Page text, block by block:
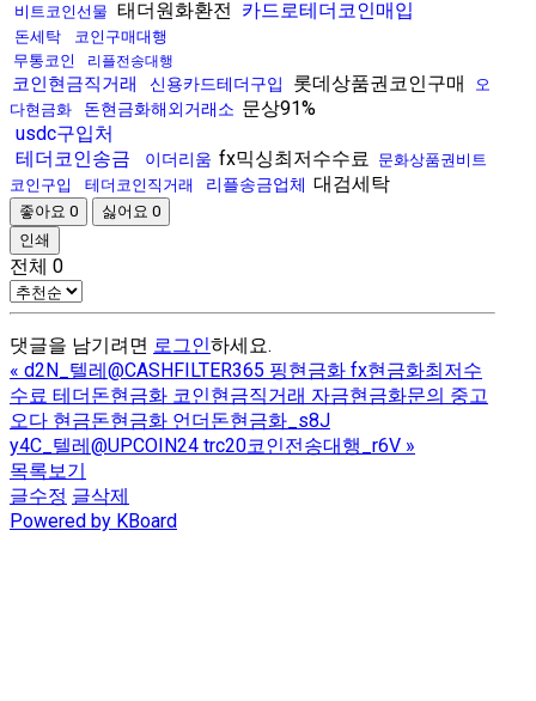
비트코인선물 태더원화환전 카드로테더코인매입
돈세탁
코인구매대행
무통코인
리플전송대행
코인현금직거래 신용카드테더구입 롯데상품권코인구매
오
다현금화
돈현금화해외거래소 문상91%
usdc구입처
테더코인송금
이더리움 fx믹싱최저수수료 문화상품권비트
코인구입
테더코인직거래 리플송금업체 대검세탁
좋아요 0 싫어요 0
인쇄
전체 0
댓글을 남기려면 로그인하세요.
« d2N_텔레@CASHFILTER365 핑현금화 fx현금화최저수
수료 테더돈현금화 코인현금직거래 자금현금화문의 중고
오다 현금돈현금화 언더돈현금화_s8J
y4C_텔레@UPCOIN24 trc20코인전송대행_r6V »
목록보기
글수정 글삭제
Powered by KBoard